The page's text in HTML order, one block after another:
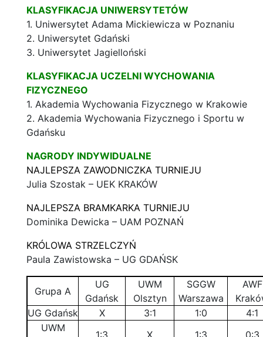
KLASYFIKACJA UNIWERSYTETÓW
1. Uniwersytet Adama Mickiewicza w Poznaniu
2. Uniwersytet Gdański
3. Uniwersytet Jagielloński
KLASYFIKACJA UCZELNI WYCHOWANIA
FIZYCZNEGO
1. Akademia Wychowania Fizycznego w Krakowie
2. Akademia Wychowania Fizycznego i Sportu w
Gdańsku
NAGRODY INDYWIDUALNE
NAJLEPSZA ZAWODNICZKA TURNIEJU
Julia Szostak – UEK KRAKÓW
NAJLEPSZA BRAMKARKA TURNIEJU
Dominika Dewicka – UAM POZNAŃ
KRÓLOWA STRZELCZYŃ
Paula Zawistowska – UG GDAŃSK
Grupa A
UG
Gdańsk
UWM
Olsztyn
SGGW
Warszawa
AWF
UG Gdańsk
X 3:1 1:0
4:1
UWM
1:3 X 1:3
0:3